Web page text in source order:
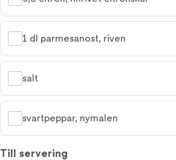
1 dl parmesanost, riven
salt
svartpeppar, nymalen
Till servering